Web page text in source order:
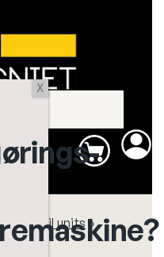
til units»
X